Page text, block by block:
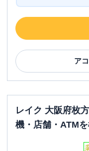
ア
レイク 大阪府枚
機・店舗・ATM